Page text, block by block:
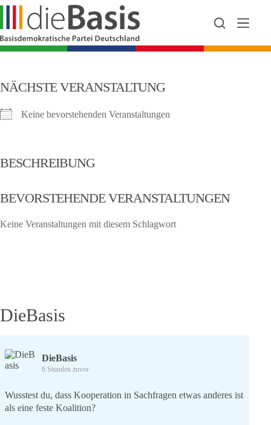
Zum
springen
NÄCHSTE VERANSTALTUNG
Keine bevorstehenden Veranstaltungen
BESCHREIBUNG
BEVORSTEHENDE VERANSTALTUNGEN
Keine Veranstaltungen mit diesem Schlagwort
DieBasis
DieBasis
6 Stunden zuvor
Wusstest du, dass Kooperation in Sachfragen etwas anderes ist
als eine feste Koalition?